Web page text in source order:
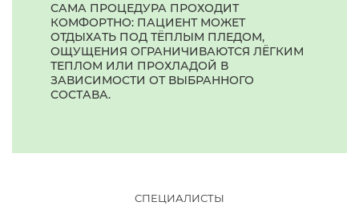
САМА ПРОЦЕДУРА ПРОХОДИТ
КОМФОРТНО: ПАЦИЕНТ МОЖЕТ
ОТДЫХАТЬ ПОД ТЁПЛЫМ ПЛЕДОМ,
ОЩУЩЕНИЯ ОГРАНИЧИВАЮТСЯ ЛЁГКИМ
ТЕПЛОМ ИЛИ ПРОХЛАДОЙ В
ЗАВИСИМОСТИ ОТ ВЫБРАННОГО
СОСТАВА.
СПЕЦИАЛИСТЫ